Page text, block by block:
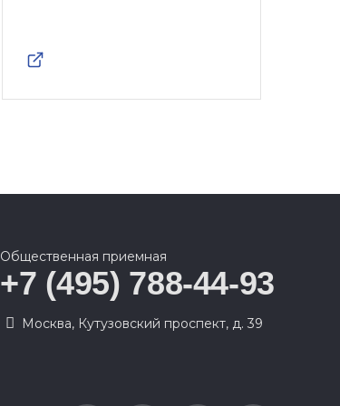
Общественная приемная
+7 (495) 788-44-93
Москва, Кутузовский проспект, д. 39